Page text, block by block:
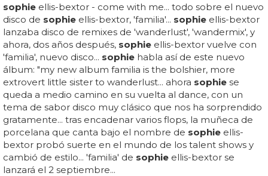
sophie ellis-bextor - come with me... todo sobre el nuevo
disco de sophie ellis-bextor, 'familia'... sophie ellis-bextor
lanzaba disco de remixes de 'wanderlust', 'wandermix', y
ahora, dos años después, sophie ellis-bextor vuelve con
'familia', nuevo disco... sophie habla así de este nuevo
álbum: "my new album familia is the bolshier, more
extrovert little sister to wanderlust... ahora sophie se
queda a medio camino en su vuelta al dance, con un
tema de sabor disco muy clásico que nos ha sorprendido
gratamente... tras encadenar varios flops, la muñeca de
porcelana que canta bajo el nombre de sophie ellis-
bextor probó suerte en el mundo de los talent shows y
cambió de estilo... 'familia' de sophie ellis-bextor se
lanzará el 2 septiembre...